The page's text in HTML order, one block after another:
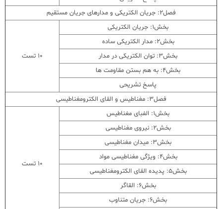
فصل2: جریان الکتریکی و مدارهای جریان مستقیم
بخش1: جریان الکتریکی
10 تست
بخش2: مدار الکتریکی ساده
بخش3: توان الکتریکی در مدار
بخش4: به هم بستن مقاومت ها
پاسخ تشریحی
فصل3: مغناطیس و القای الکترومغناطیسی
بخش1: الفبای مغناطیس
10 تست
بخش2: نیروی مغناطیسی
بخش3: میدان مغناطیسی
بخش4: ویژگی مغناطیسی مواد
بخش5: پدیده القای الکترومغناطیسی
بخش6: القاگر
بخش6: جریان متناوب